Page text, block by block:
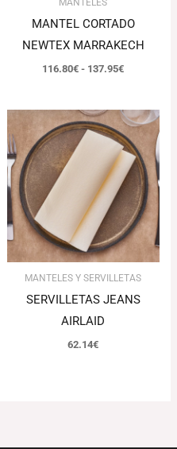
MANTEL CORTADO
NEWTEX MARRAKECH
116.80€ - 137.95€
MANTELES Y SERVILLETAS
SERVILLETAS JEANS
AIRLAID
62.14€